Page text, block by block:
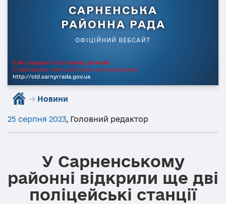
САРНЕНСЬКА
РАЙОННА РАДА
ОФІЦІЙНИЙ ВЕБСАЙТ
Сайт працює в тестовому режимі.
Стара версія сайту доступна за посиланням
http://old.sarnyrrada.gov.ua
→ Новини
25 серпня 2023, Головний редактор
У Сарненському
районні відкрили ще дві
поліцейські станції